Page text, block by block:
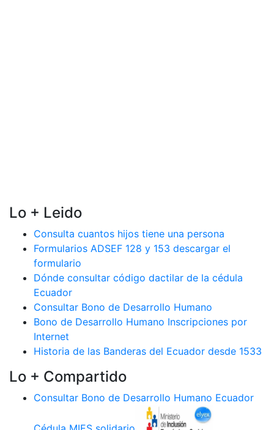
Lo + Leido
Consulta cuantos hijos tiene una persona
Formularios ADSEF 128 y 153 descargar el
formulario
Dónde consultar código dactilar de la cédula
Ecuador
Consultar Bono de Desarrollo Humano
Bono de Desarrollo Humano Inscripciones por
Internet
Historia de las Banderas del Ecuador desde 1533
Lo + Compartido
Consultar Bono de Desarrollo Humano Ecuador